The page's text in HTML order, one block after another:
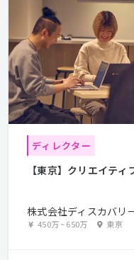
ディレクター
【東京】クリエイティ
株式会社ディスカバリ
450万~650万 東京